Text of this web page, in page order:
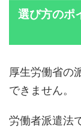
選び方のポ
厚生労働省の
できません。
労働者派遣法